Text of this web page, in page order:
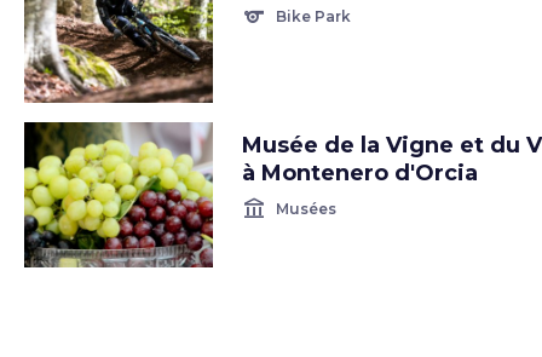
sports Bike Park
Musée de la Vigne et du
à Montenero d'Orcia
account_balance Musées